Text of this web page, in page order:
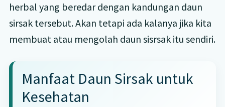
herbal yang beredar dengan kandungan daun
sirsak tersebut. Akan tetapi ada kalanya jika kita
membuat atau mengolah daun sisrsak itu sendiri.
Manfaat Daun Sirsak untuk
Kesehatan